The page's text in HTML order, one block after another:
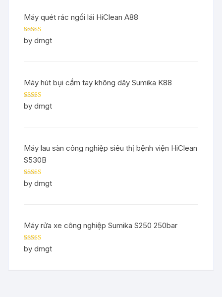
Máy quét rác ngồi lái HiClean A88
Rated5out
of 5
by dmgt
Máy hút bụi cầm tay không dây Sumika K88
Rated5out
of 5
by dmgt
Máy lau sàn công nghiệp siêu thị bệnh viện HiClean
S530B
Rated5out
of 5
by dmgt
Máy rửa xe công nghiệp Sumika S250 250bar
Rated5out
of 5
by dmgt